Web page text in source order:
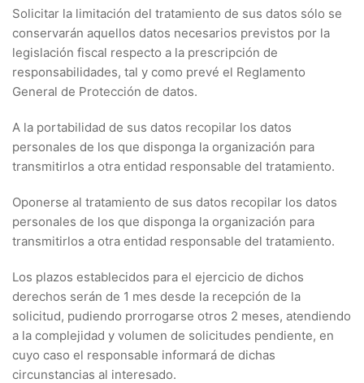
Solicitar la limitación del tratamiento de sus datos sólo se
conservarán aquellos datos necesarios previstos por la
legislación fiscal respecto a la prescripción de
responsabilidades, tal y como prevé el Reglamento
General de Protección de datos.
A la portabilidad de sus datos recopilar los datos
personales de los que disponga la organización para
transmitirlos a otra entidad responsable del tratamiento.
Oponerse al tratamiento de sus datos recopilar los datos
personales de los que disponga la organización para
transmitirlos a otra entidad responsable del tratamiento.
Los plazos establecidos para el ejercicio de dichos
derechos serán de 1 mes desde la recepción de la
solicitud, pudiendo prorrogarse otros 2 meses, atendiendo
a la complejidad y volumen de solicitudes pendiente, en
cuyo caso el responsable informará de dichas
circunstancias al interesado.